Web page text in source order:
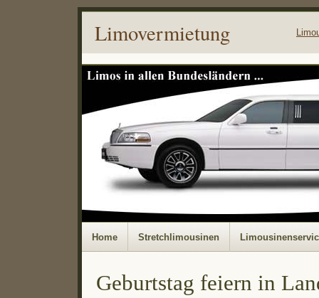
Limovermietung
Home Stretchlimousinen
Geburtstag feiern in